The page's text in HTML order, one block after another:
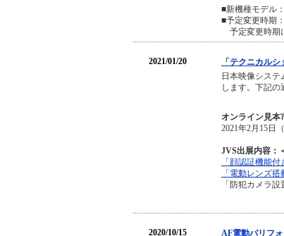
■新機種モデル：
■予定変更時期
予定変更時期
2021/01/20
「テクニカル
日本映像シス
します。下記の
オンライン見
2021年2月15日
JVS出展内容：
「顔認証機能付
「電動レンズ
「防犯カメラ
2020/10/15 AF電動バリフ